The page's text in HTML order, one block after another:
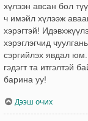
хүлээн авсан бол
ч имэйл хүлээж
хэрэгтэй!
хэрэглэгчид
сэргийлэх явдал
гэдэгт та итгэлтэй
барина уу!
Дээш очих